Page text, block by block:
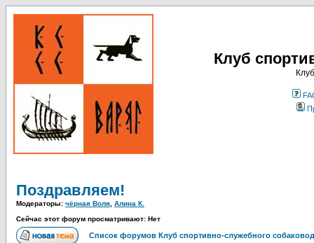
Клуб
Поздравляем!
Модераторы: чёрная Воля Алина К.
Сейчас этот форум просматривают: Нет
Список форумов Клуб спортивно-служебного